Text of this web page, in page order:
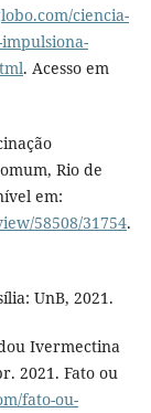
ciencia-
. Acesso em
Rio de
em:
58508/31754.
UnB, 2021.
Ivermectina
2021. Fato ou
fato-ou-